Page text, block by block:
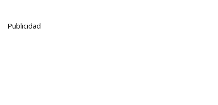
Publicidad